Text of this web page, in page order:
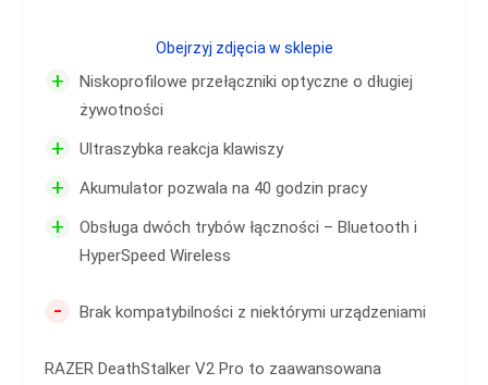
+
Niskoprofilowe przełączniki optyczne o długiej
żywotności
+ Ultraszybka reakcja klawiszy
+ Akumulator pozwala na 40 godzin pracy
+
Obsługa dwóch trybów łączności – Bluetooth i
HyperSpeed Wireless
- Brak kompatybilności z niektórymi urządzeniami
RAZER DeathStalker V2 Pro to zaawansowana
Obejrzyj zdjęcia w sklepie